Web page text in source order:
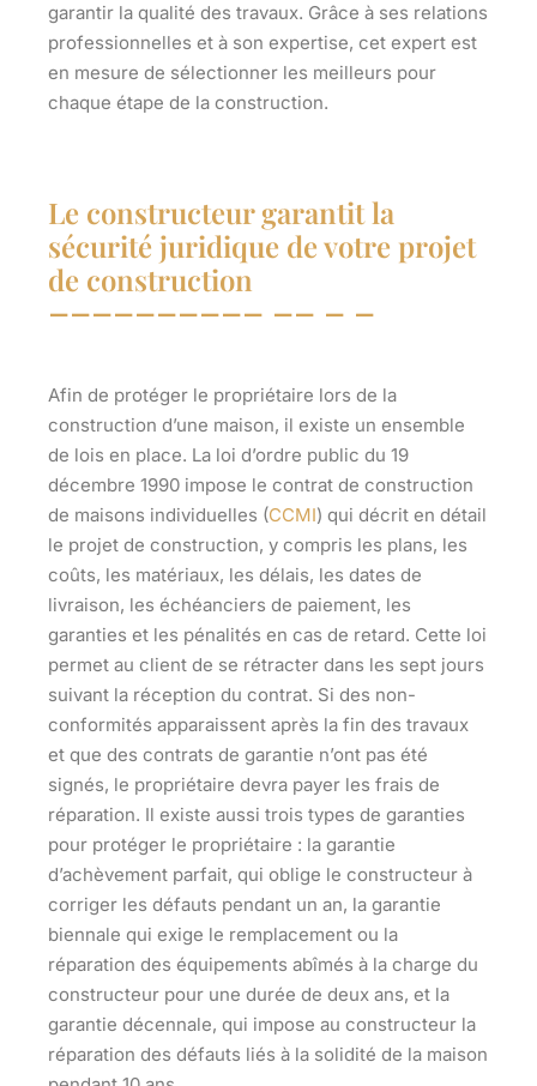
garantir la qualité des travaux. Grâce à ses relations
professionnelles et à son expertise, cet expert est
en mesure de sélectionner les meilleurs pour
chaque étape de la construction.
Le constructeur garantit la
sécurité juridique de votre projet
de construction
Afin de protéger le propriétaire lors de la
construction d’une maison, il existe un ensemble
de lois en place. La loi d’ordre public du 19
décembre 1990 impose le contrat de construction
de maisons individuelles (CCMI) qui décrit en détail
le projet de construction, y compris les plans, les
coûts, les matériaux, les délais, les dates de
livraison, les échéanciers de paiement, les
garanties et les pénalités en cas de retard. Cette loi
permet au client de se rétracter dans les sept jours
suivant la réception du contrat. Si des non-
conformités apparaissent après la fin des travaux
et que des contrats de garantie n’ont pas été
signés, le propriétaire devra payer les frais de
réparation. Il existe aussi trois types de garanties
pour protéger le propriétaire : la garantie
d’achèvement parfait, qui oblige le constructeur à
corriger les défauts pendant un an, la garantie
biennale qui exige le remplacement ou la
réparation des équipements abîmés à la charge du
constructeur pour une durée de deux ans, et la
garantie décennale, qui impose au constructeur la
réparation des défauts liés à la solidité de la maison